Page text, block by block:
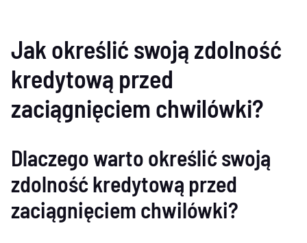
Jak określić swoją zdolność
kredytową przed
zaciągnięciem chwilówki?
Dlaczego warto określić swoją
zdolność kredytową przed
zaciągnięciem chwilówki?